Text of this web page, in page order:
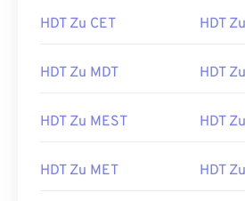
HDT Zu CET HDT
HDT Zu MDT HDT
HDT Zu MEST HDT
HDT Zu MET HDT